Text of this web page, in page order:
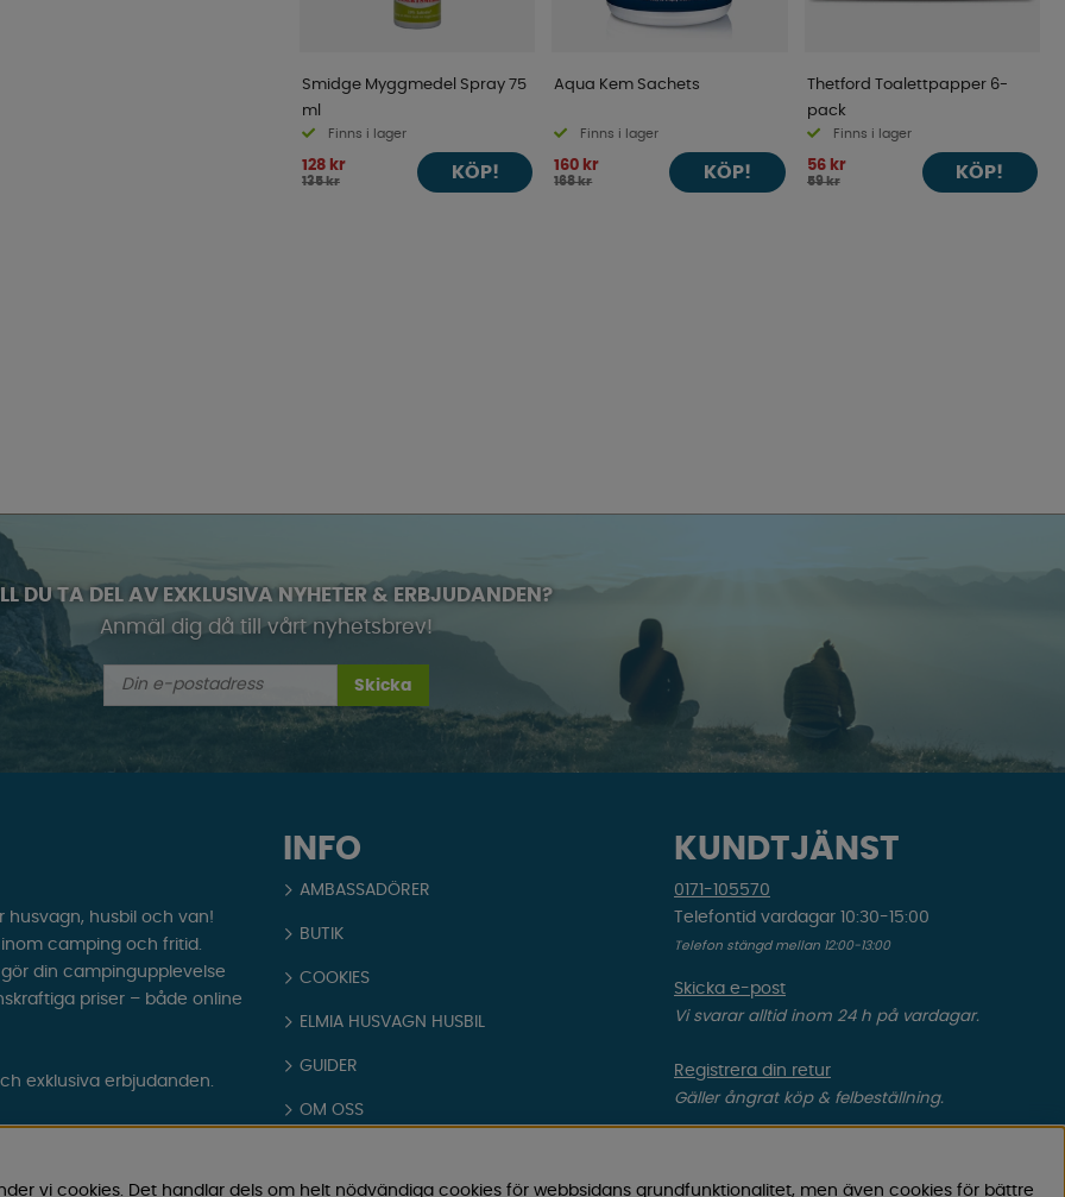
Smidge Myggmedel Spray 75
ml
Finns i lager
128 kr
135 kr KÖP!
Aqua Kem Sachets
Finns i lager
160 kr
168 kr KÖP!
Thetford Toalettpapper 6-
pack
Finns i lager
56 kr
59 kr KÖP!
DU TA DEL AV EXKLUSIVA NYHETER & ERBJUDANDEN?
Anmäl dig då till vårt nyhetsbrev!
Skicka
INFO
AMBASSADÖRER
BUTIK
COOKIES
ELMIA HUSVAGN HUSBIL
GUIDER
OM OSS
KUNDTJÄNST
0171-105570
Telefontid vardagar 10:30-15:00
Telefon stängd mellan 12:00-13:00
Skicka e-post
Vi svarar alltid inom 24 h på vardagar.
Registrera din retur
Gäller ångrat köp & felbeställning.
Gäller defekt vara, transportskada etc.
husvagn, husbil och van!
camping och fritid.
din campingupplevelse
priser – både online
exklusiva erbjudanden.
vi cookies. Det handlar dels om helt nödvändiga cookies för webbsidans grundfunktionalitet, men även cookies för bättre